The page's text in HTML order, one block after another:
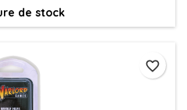
de stock
favorite_border